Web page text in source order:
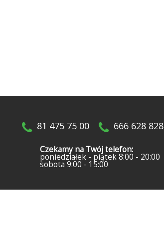
81 475 75 00 666 628 828
Czekamy na Twój telefon:
poniedziałek - piątek 8:00 - 20:00
sobota 9:00 - 15:00